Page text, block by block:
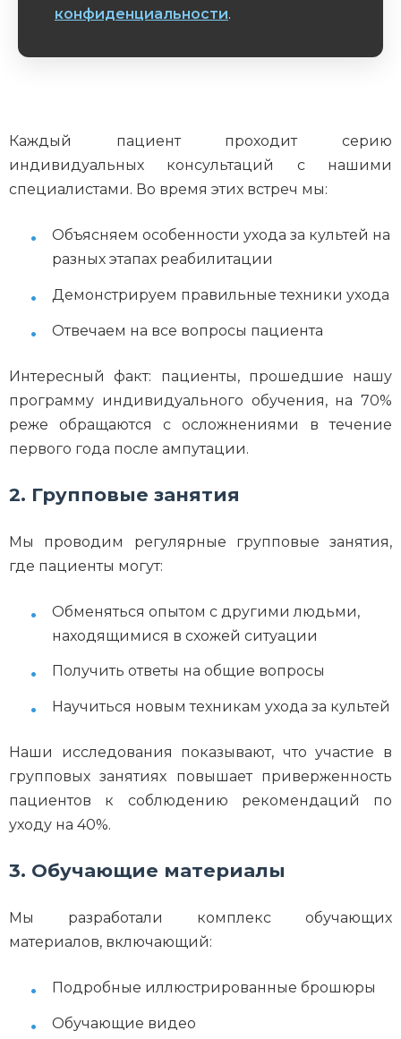
конфиденциальности.
Каждый пациент проходит серию
индивидуальных консультаций с нашими
специалистами. Во время этих встреч мы:
Объясняем особенности ухода за культей на
разных этапах реабилитации
Демонстрируем правильные техники ухода
Отвечаем на все вопросы пациента
Интересный факт: пациенты, прошедшие нашу
программу индивидуального обучения, на 70%
реже обращаются с осложнениями в течение
первого года после ампутации.
2. Групповые занятия
Мы проводим регулярные групповые занятия,
где пациенты могут:
Обменяться опытом с другими людьми,
находящимися в схожей ситуации
Получить ответы на общие вопросы
Научиться новым техникам ухода за культей
Наши исследования показывают, что участие в
групповых занятиях повышает приверженность
пациентов к соблюдению рекомендаций по
уходу на 40%.
3. Обучающие материалы
Мы разработали комплекс обучающих
материалов, включающий:
Подробные иллюстрированные брошюры
Обучающие видео